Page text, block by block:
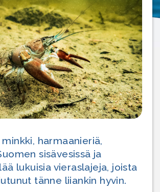
harmaanieriä,
sisävesissä ja
lukuisia vieraslajeja, joista
tänne liiankin hyvin.